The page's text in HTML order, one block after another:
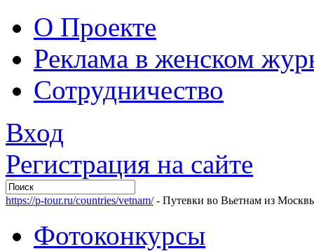
О Проекте
Реклама в женском
Сотрудничество
Вход
Регистрация на сайте
https://p-tour.ru/countries/vetnam/- Путевки во Вьетнам из
Фотоконкурсы